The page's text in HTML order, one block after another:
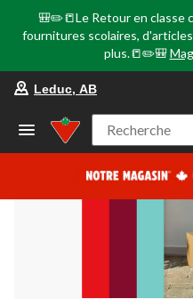
🎒✏️📒Le Retour en classe
fournitures scolaires,
plus.📒✏️🎒
Leduc, AB
Recherche